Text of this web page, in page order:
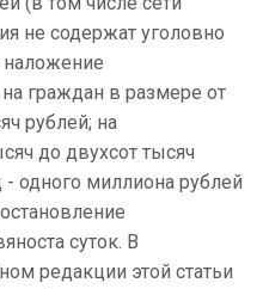
не содержат уголовно
наложение
граждан в размере от
рублей; на
до двухсот тысяч
одного миллиона рублей
суток. В
редакции этой статьи